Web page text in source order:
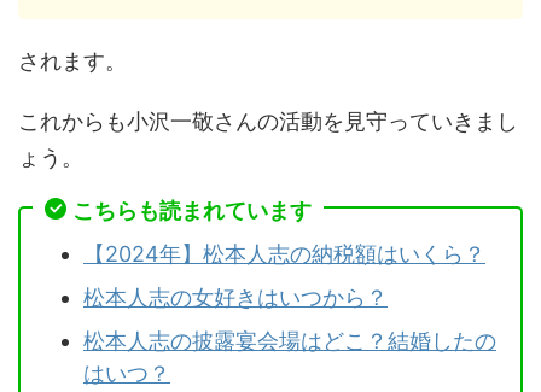
されます。
これからも小沢一敬さんの活動を見守っていきまし
ょう。
こちらも読まれています
【2024年】松本人志の納税額はいくら？
松本人志の女好きはいつから？
松本人志の披露宴会場はどこ？結婚したの
はいつ？